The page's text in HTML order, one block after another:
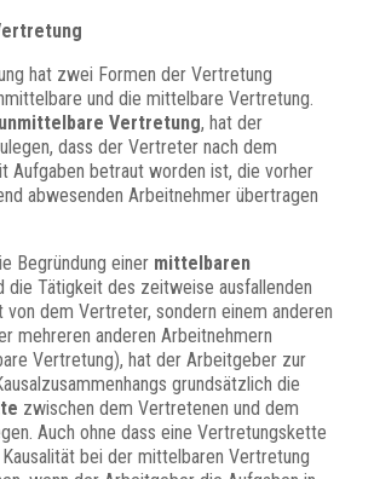
hat zwei Formen der Vertretung
und die mittelbare Vertretung.
unmittelbare Vertretung, hat der
dass der Vertreter nach dem
Aufgaben betraut worden ist, die vorher
abwesenden Arbeitnehmer übertragen
Begründung einer mittelbaren
die Tätigkeit des zeitweise ausfallenden
dem Vertreter, sondern einem anderen
mehreren anderen Arbeitnehmern
Vertretung), hat der Arbeitgeber zur
grundsätzlich die
zwischen dem Vertretenen und dem
Auch ohne dass eine Vertretungskette
bei der mittelbaren Vertretung